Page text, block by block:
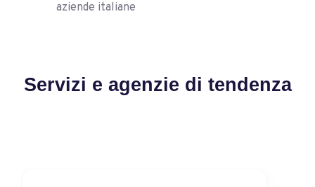
aziende italiane
Servizi e agenzie di tendenza